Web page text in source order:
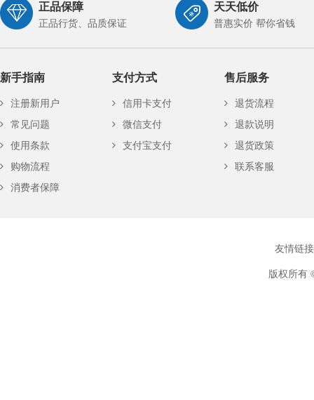
正品保障
正品行货、品质保证
天天低价
普惠实价 帮你省钱
新手指南
注册新用户
常见问题
使用条款
购物流程
消费者保障
支付方式
信用卡支付
微信支付
支付宝支付
售后服务
退货流程
退款说明
退货政策
联系客服
友情链
版权所有